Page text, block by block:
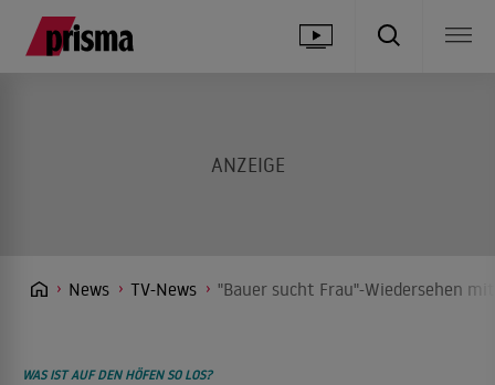
News TV-News "Bauer sucht Frau"-Wiedersehen
WAS IST AUF DEN HÖFEN SO LOS?